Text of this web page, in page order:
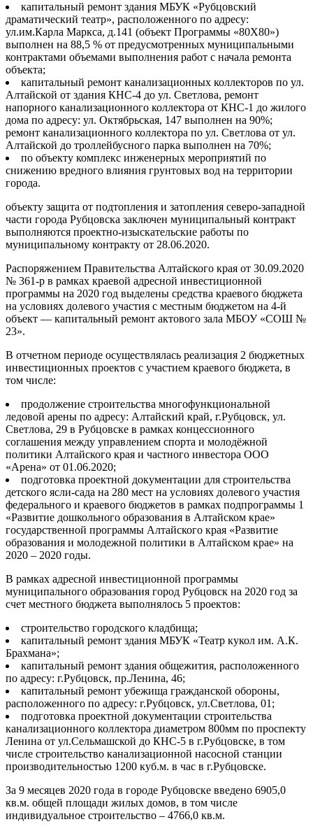
капитальный ремонт здания МБУК «Рубцовский
драматический театр», расположенного по адресу:
ул.им.Карла Маркса, д.141 (объект Программы «80Х80»)
выполнен на 88,5 % от предусмотренных муниципальными
контрактами объемами выполнения работ с начала ремонта
объекта;
капитальный ремонт канализационных коллекторов по ул.
Алтайской от здания КНС-4 до ул. Светлова, ремонт
напорного канализационного коллектора от КНС-1 до жилого
дома по адресу: ул. Октябрьская, 147 выполнен на 90%;
ремонт канализационного коллектора по ул. Светлова от ул.
Алтайской до троллейбусного парка выполнен на 70%;
по объекту комплекс инженерных мероприятий по
снижению вредного влияния грунтовых вод на территории
города.
объекту защита от подтопления и затопления северо-западной
части города Рубцовска заключен муниципальный контракт
выполняются проектно-изыскательские работы по
муниципальному контракту от 28.06.2020.
Распоряжением Правительства Алтайского края от 30.09.2020
№ 361-р в рамках краевой адресной инвестиционной
программы на 2020 год выделены средства краевого бюджета
на условиях долевого участия с местным бюджетом на 4-й
объект — капитальный ремонт актового зала МБОУ «СОШ №
23».
В отчетном периоде осуществлялась реализация 2 бюджетных
инвестиционных проектов с участием краевого бюджета, в
том числе:
продолжение строительства многофункциональной
ледовой арены по адресу: Алтайский край, г.Рубцовск, ул.
Светлова, 29 в Рубцовске в рамках концессионного
соглашения между управлением спорта и молодёжной
политики Алтайского края и частного инвестора ООО
«Арена» от 01.06.2020;
подготовка проектной документации для строительства
детского ясли-сада на 280 мест на условиях долевого участия
федерального и краевого бюджетов в рамках подпрограммы 1
«Развитие дошкольного образования в Алтайском крае»
государственной программы Алтайского края «Развитие
образования и молодежной политики в Алтайском крае» на
2020 – 2020 годы.
В рамках адресной инвестиционной программы
муниципального образования город Рубцовск на 2020 год за
счет местного бюджета выполнялось 5 проектов:
строительство городского кладбища;
капитальный ремонт здания МБУК «Театр кукол им. А.К.
Брахмана»;
капитальный ремонт здания общежития, расположенного
по адресу: г.Рубцовск, пр.Ленина, 46;
капитальный ремонт убежища гражданской обороны,
расположенного по адресу: г.Рубцовск, ул.Светлова, 01;
подготовка проектной документации строительства
канализационного коллектора диаметром 800мм по проспекту
Ленина от ул.Сельмашской до КНС-5 в г.Рубцовске, в том
числе строительство канализационной насосной станции
производительностью 1200 куб.м. в час в г.Рубцовске.
За 9 месяцев 2020 года в городе Рубцовске введено 6905,0
кв.м. общей площади жилых домов, в том числе
индивидуальное строительство – 4766,0 кв.м.